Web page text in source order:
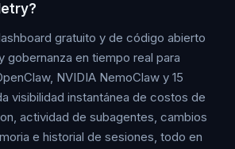
gratuito y de código abierto
gobernanza en tiempo real para
NVIDIA NemoClaw y 15
visibilidad instantánea de costos de
actividad de subagentes, cambios
e historial de sesiones, todo en